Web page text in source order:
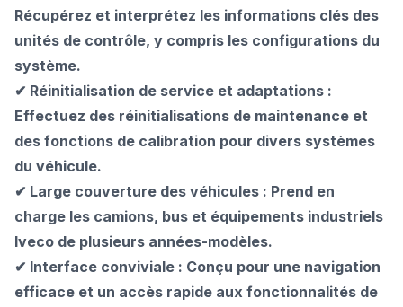
Récupérez et interprétez les informations clés des
unités de contrôle, y compris les configurations du
système.
✔ Réinitialisation de service et adaptations :
Effectuez des réinitialisations de maintenance et
des fonctions de calibration pour divers systèmes
du véhicule.
✔ Large couverture des véhicules : Prend en
charge les camions, bus et équipements industriels
Iveco de plusieurs années-modèles.
✔ Interface conviviale : Conçu pour une navigation
efficace et un accès rapide aux fonctionnalités de